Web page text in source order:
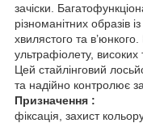
зачіски.
різноманітних образів
хвилястого та
ультрафіолету,
Цей стайлінговий
та надійно контролює
Призначення :
фіксація, захист